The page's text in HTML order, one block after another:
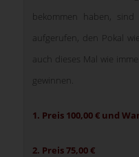
bekommen haben, sind
aufgerufen, den Pokal
auch dieses Mal wie
gewinnen.
1. Preis 100,00 € und
2. Preis 75,00 €